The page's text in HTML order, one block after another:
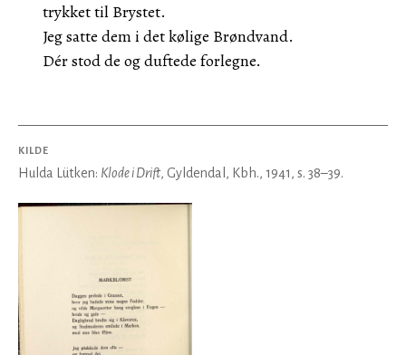
trykket til Brystet.
Jeg satte dem i det kølige Brøndvand.
Dér stod de og duftede forlegne.
KILDE
Hulda Lütken: Klode i Drift, Gyldendal, Kbh., 1941, s. 38–39.